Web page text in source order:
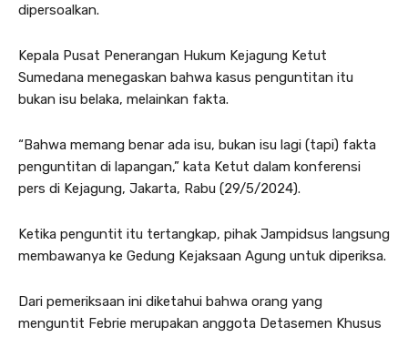
dipersoalkan.
Kepala Pusat Penerangan Hukum Kejagung Ketut
Sumedana menegaskan bahwa kasus penguntitan itu
bukan isu belaka, melainkan fakta.
“Bahwa memang benar ada isu, bukan isu lagi (tapi) fakta
penguntitan di lapangan,” kata Ketut dalam konferensi
pers di Kejagung, Jakarta, Rabu (29/5/2024).
Ketika penguntit itu tertangkap, pihak Jampidsus langsung
membawanya ke Gedung Kejaksaan Agung untuk diperiksa.
Dari pemeriksaan ini diketahui bahwa orang yang
menguntit Febrie merupakan anggota Detasemen Khusus